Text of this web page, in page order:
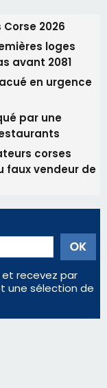
corses
vendeur de
recevez par
une sélection de